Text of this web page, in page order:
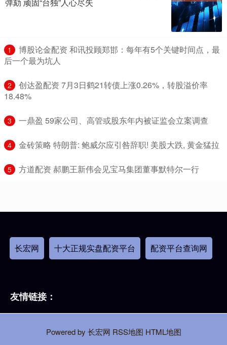
弹劾 顽固“台独”人心尽失
1
​博股论金配资 和讯投顾郑邯：每年有5个关键时间点，最
后一个最为坑人
2
​创达盈配资 7月3日鹤21转债上涨0.26%，转股溢价率
18.48%
3 ​一鼎盈 59家公司、高管或股东年内被证监会立案调查
4 ​金砖策略 特朗普: 鲍威尔应引咎辞职! 美股大跌, 黄金猛拉
5 ​方道配资 郝鹏王新伟会见宝马集团董事默特尔一行
长宏网 十大正规实盘配资平台 配资平台查询网
友情链接：
Powered by 长宏网 RSS地图 HTML地图